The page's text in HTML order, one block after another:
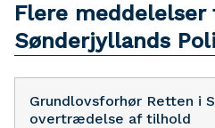
Flere meddelelser
Sønderjyllands
Grundlovsforhør Retten i
overtrædelse af tilhold